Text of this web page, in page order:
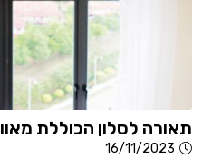
תאורה לסלון הכוללת
16/11/2023